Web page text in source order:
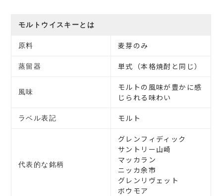
モルトウイスキーとは
原料 麦芽のみ
蒸留器 単式（本格焼酎と同じ）
風味
モルトの風味が豊かに感
じられる味わい
ラベル表記 モルト
代表的な銘柄
グレンフィディック
サントリー山崎
マッカラン
ニッカ余市
グレンリヴェット
ボウモア